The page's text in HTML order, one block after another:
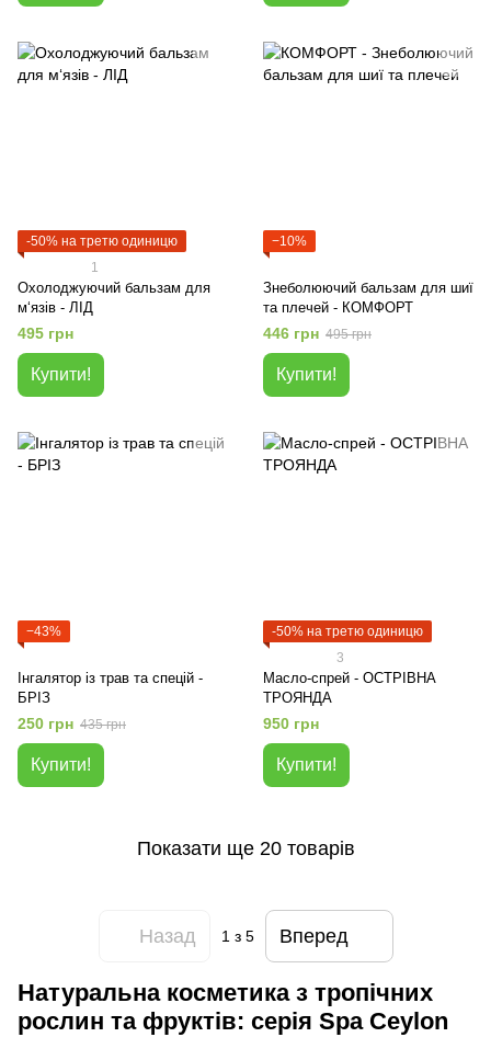
-50% на третю одиницю
1
Охолоджуючий бальзам для
м‘язів - ЛІД
495 грн
Купити!
−10%
Знеболюючий бальзам для шиї
та плечей - КОМФОРТ
446 грн 495 грн
Купити!
−43%
Інгалятор із трав та спецій -
БРІЗ
250 грн 435 грн
Купити!
-50% на третю одиницю
3
Масло-спрей - ОСТРІВНА
ТРОЯНДА
950 грн
Купити!
Показати ще 20 товарів
Назад 1 з 5 Вперед
Натуральна косметика з тропічних
рослин та фруктів: серія Spa Ceylon